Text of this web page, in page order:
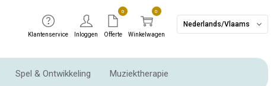
Klantenservice Inloggen
0
Offerte
0
Winkelwagen
Nederlands/Vlaams
Spel & Ontwikkeling Muziektherapie